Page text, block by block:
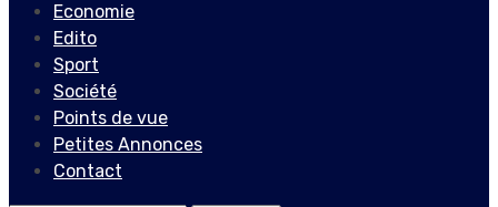
Economie
Edito
Sport
Société
Points de vue
Petites Annonces
Contact